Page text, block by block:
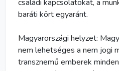
családi kapcsolatokat, a
baráti kört egyaránt.
Magyarországi helyzet:
nem lehetséges a nem jogi
transznemű emberek